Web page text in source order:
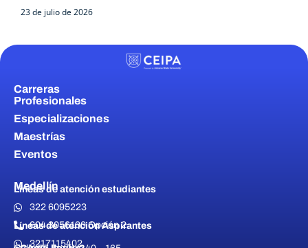
23 de julio de 2026
Carreras
Profesionales
Especializaciones
Maestrías
Eventos
Medellín
Líneas de atención estudiantes
322 6095223
604 3056100 Opción 2
Líneas de atención Aspirantes
3217115402